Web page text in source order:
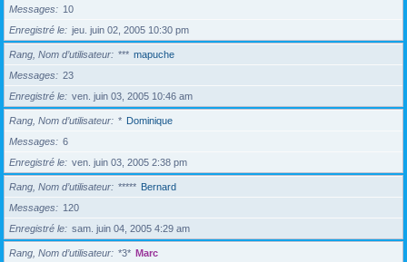
Messages
10
Enregistré le
jeu. juin 02, 2005 10:30 pm
Rang, Nom d’utilisateur *** mapuche
Messages
23
Enregistré le
ven. juin 03, 2005 10:46 am
Rang, Nom d’utilisateur * Dominique
Messages
6
Enregistré le
ven. juin 03, 2005 2:38 pm
Rang, Nom d’utilisateur ***** Bernard
Messages
120
Enregistré le
sam. juin 04, 2005 4:29 am
Rang, Nom d’utilisateur *3* Marc